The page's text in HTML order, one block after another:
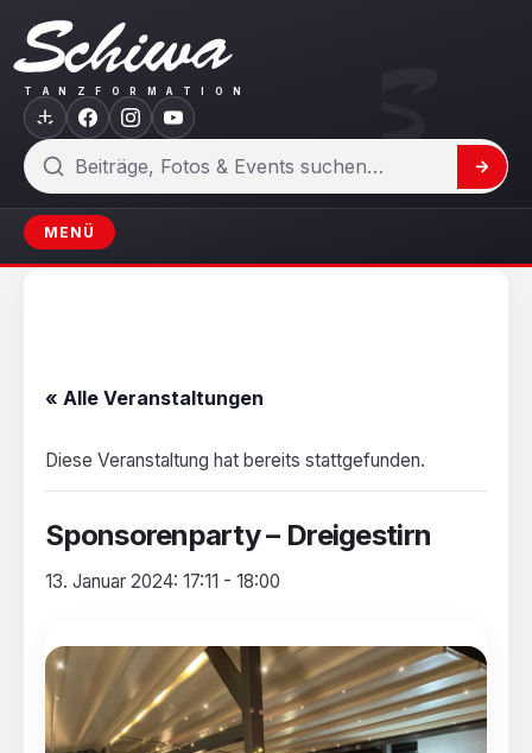
Inhalt
springen
T A N Z F O R M A T O N
Suchen
MENÜ
« Alle Veranstaltungen
Diese Veranstaltung hat bereits stattgefunden.
Sponsorenparty – Dreigestirn
13. Januar 2024: 17:11 -18:00